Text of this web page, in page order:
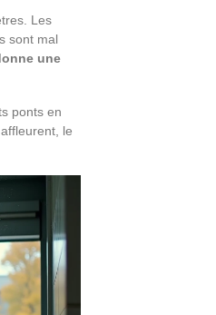
Les
sont mal
une
ponts en
le